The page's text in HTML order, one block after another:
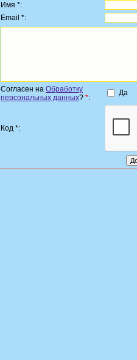
Имя *:
Email *:
Согласен на Обработку
персональных данных? *:
Да
Код *: